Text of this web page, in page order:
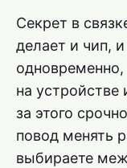
Секрет в
делает и чип,
на устройстве
за этого
повод менять
выбираете